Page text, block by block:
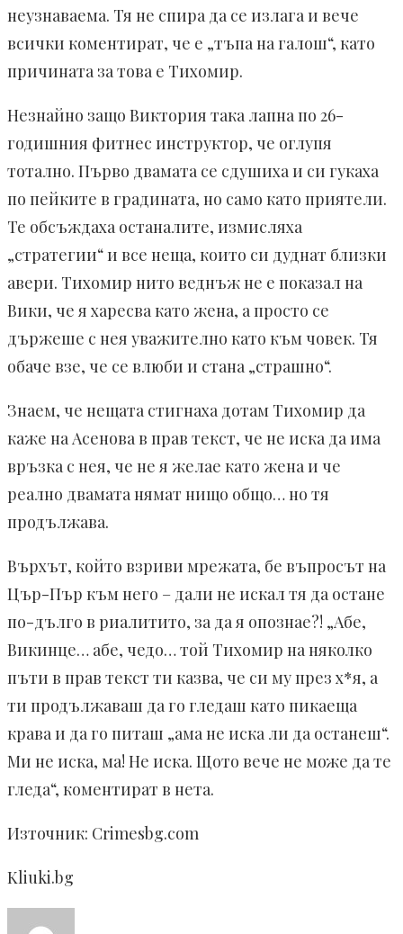
неузнаваема. Тя не спира да се излага и вече
всички коментират, че е „тъпа на галош“, като
причината за това е Тихомир.
Незнайно защо Виктория така лапна по 26-
годишния фитнес инструктор, че оглупя
тотално. Първо двамата се сдушиха и си гукаха
по пейките в градината, но само като приятели.
Те обсъждаха останалите, измисляха
„стратегии“ и все неща, които си дуднат близки
авери. Тихомир нито веднъж не е показал на
Вики, че я харесва като жена, а просто се
държеше с нея уважително като към човек. Тя
обаче взе, че се влюби и стана „страшно“.
Знаем, че нещата стигнаха дотам Тихомир да
каже на Асенова в прав текст, че не иска да има
връзка с нея, че не я желае като жена и че
реално двамата нямат нищо общо… но тя
продължава.
Върхът, който взриви мрежата, бе въпросът на
Цър-Пър към него – дали не искал тя да остане
по-дълго в риалитито, за да я опознае?! „Абе,
Викинце… абе, чедо… той Тихомир на няколко
пъти в прав текст ти казва, че си му през х*я, а
ти продължаваш да го гледаш като пикаеща
крава и да го питаш „ама не иска ли да останеш“.
Ми не иска, ма! Не иска. Щото вече не може да те
гледа“, коментират в нета.
Източник: Crimesbg.com
Kliuki.bg